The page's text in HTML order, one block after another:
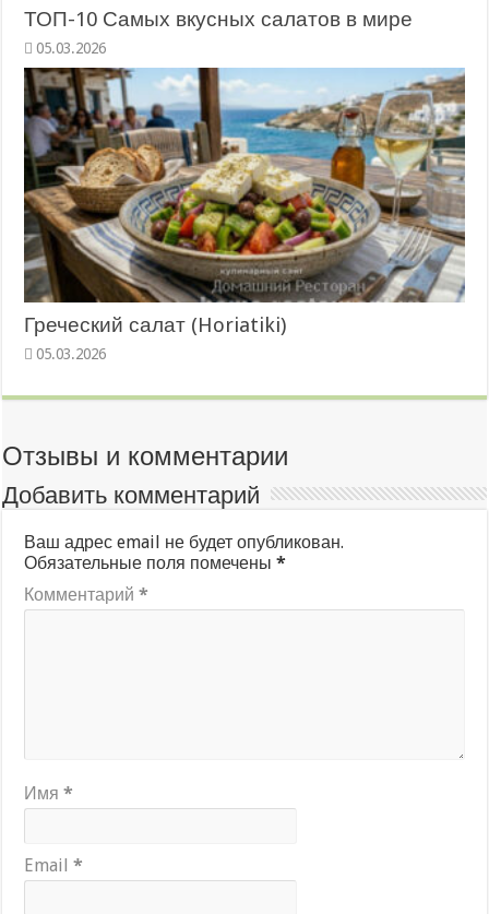
ТОП-10 Самых вкусных салатов в мире
05.03.2026
Греческий салат (Horiatiki)
05.03.2026
Отзывы и комментарии
Добавить комментарий
Ваш адрес email не будет опубликован.
Обязательные поля помечены*
Комментарий*
Имя*
Email*